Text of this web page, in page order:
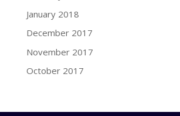
January 2018
December 2017
November 2017
October 2017